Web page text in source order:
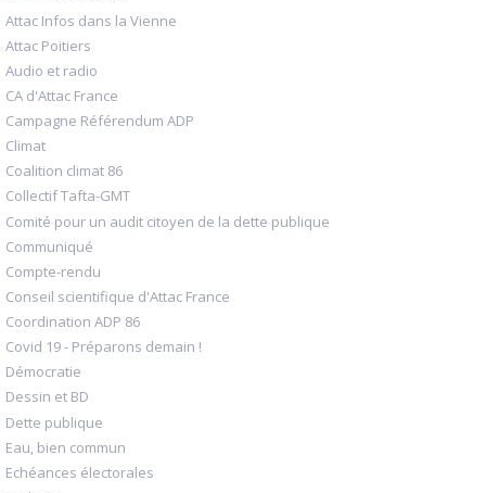
Attac Infos dans la Vienne
Attac Poitiers
Audio et radio
CA d'Attac France
Campagne Référendum ADP
Climat
Coalition climat 86
Collectif Tafta-GMT
Comité pour un audit citoyen de la dette publique
Communiqué
Compte-rendu
Conseil scientifique d'Attac France
Coordination ADP 86
Covid 19 - Préparons demain !
Démocratie
Dessin et BD
Dette publique
Eau, bien commun
Echéances électorales